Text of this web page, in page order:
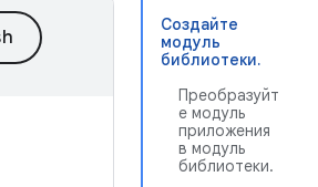
Создайте
модуль
библиотеки.
Преобразуйт
е модуль
приложения
в модуль
библиотеки.